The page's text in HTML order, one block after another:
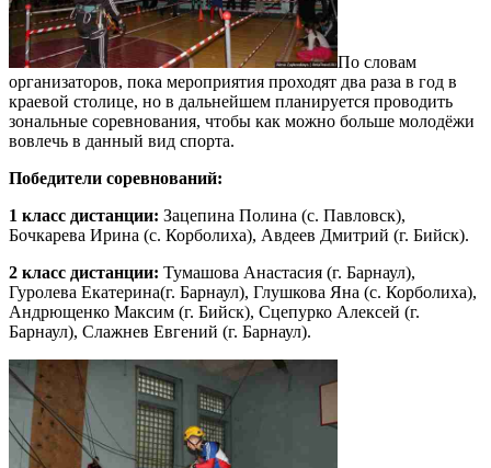
По словам
организаторов, пока мероприятия проходят два раза в год в
краевой столице, но в дальнейшем планируется проводить
зональные соревнования, чтобы как можно больше молодёжи
вовлечь в данный вид спорта.
Победители соревнований:
1 класс дистанции: Зацепина Полина (с. Павловск),
Бочкарева Ирина (с. Корболиха), Авдеев Дмитрий (г. Бийск).
2 класс дистанции: Тумашова Анастасия (г. Барнаул),
Гуролева Екатерина(г. Барнаул), Глушкова Яна (с. Корболиха),
Андрющенко Максим (г. Бийск), Сцепурко Алексей (г.
Барнаул), Слажнев Евгений (г. Барнаул).